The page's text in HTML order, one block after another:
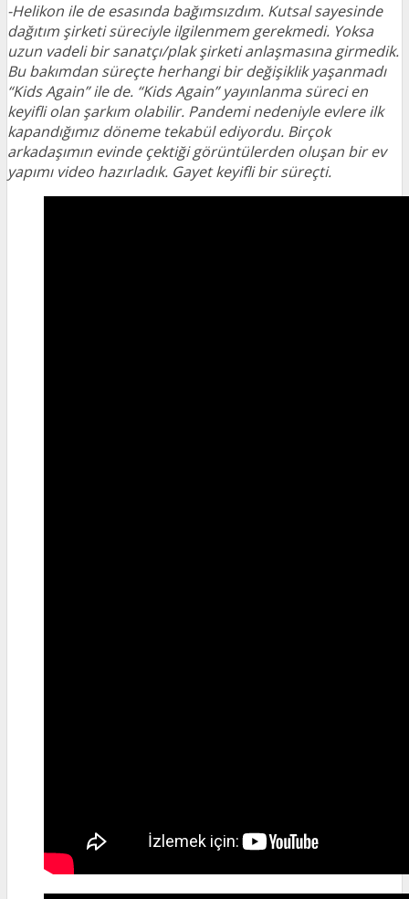
-Helikon ile de esasında bağımsızdım. Kutsal sayesinde
dağıtım şirketi süreciyle ilgilenmem gerekmedi. Yoksa
uzun vadeli bir sanatçı/plak şirketi anlaşmasına girmedik.
Bu bakımdan süreçte herhangi bir değişiklik yaşanmadı
“Kids Again” ile de. “Kids Again” yayınlanma süreci en
keyifli olan şarkım olabilir. Pandemi nedeniyle evlere ilk
kapandığımız döneme tekabül ediyordu. Birçok
arkadaşımın evinde çektiği görüntülerden oluşan bir ev
yapımı video hazırladık. Gayet keyifli bir süreçti.